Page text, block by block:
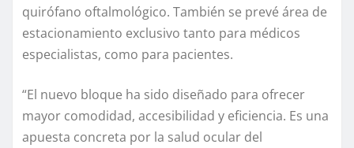
quirófano oftalmológico. También se prevé área de
estacionamiento exclusivo tanto para médicos
especialistas, como para pacientes.
“El nuevo bloque ha sido diseñado para ofrecer
mayor comodidad, accesibilidad y eficiencia. Es una
apuesta concreta por la salud ocular del